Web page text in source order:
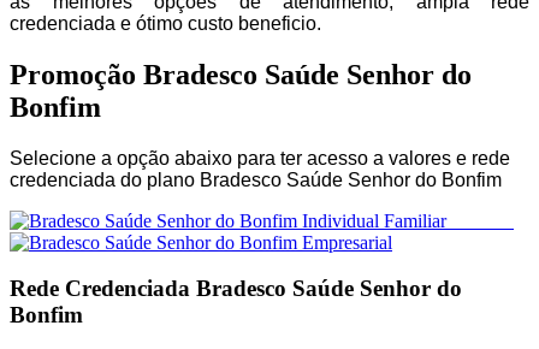
credenciada e ótimo custo beneficio.
Promoção Bradesco Saúde Senhor do
Bonfim
Selecione a opção abaixo para ter acesso a valores e rede
credenciada do plano Bradesco Saúde Senhor do Bonfim
Rede Credenciada Bradesco Saúde Senhor do
Bonfim